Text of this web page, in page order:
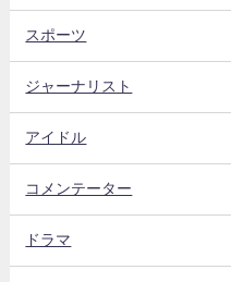
スポーツ
ジャーナリスト
アイドル
コメンテーター
ドラマ